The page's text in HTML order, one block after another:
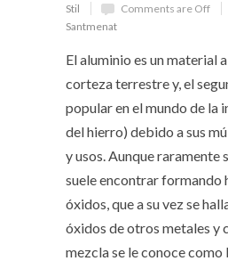
Stil
Comments are Off
Santmenat
El aluminio es un material
corteza terrestre y, el
popular en el mundo de la
del hierro) debido a sus
y usos. Aunque raramente
suele encontrar formando
óxidos, que a su vez se
óxidos de otros metales y
mezcla se le conoce